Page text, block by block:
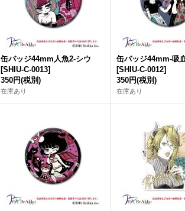
缶バッジ44mm人魚2-シウ
[SHIU-C-0013]
350円(税別)
在庫あり
缶バッジ44mm-吸
[SHIU-C-0012]
350円(税別)
在庫あり